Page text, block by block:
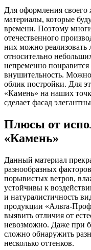
Для оформления
материалы, которые
времени. Поэтому
отечественного
них можно
относительно
непременно
внушительность.
облик постройки. Для
«Камень» на наших
сделает фасад
Плюсы от
«Камень»
Данный материал
разнообразных
порывистых ветров,
устойчивы к
и натуралистичность
продукции «Альта-
выявить отличия от
невозможно. Даже при
сложно обнаружить
несколько оттенков.